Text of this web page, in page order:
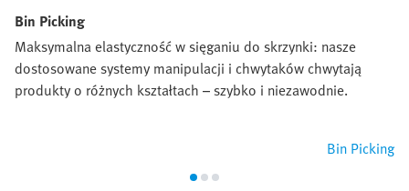
Bin Picking
Maksymalna elastyczność w sięganiu do skrzynki: nasze
dostosowane systemy manipulacji i chwytaków chwytają
produkty o różnych kształtach – szybko i niezawodnie.
Bin Picking